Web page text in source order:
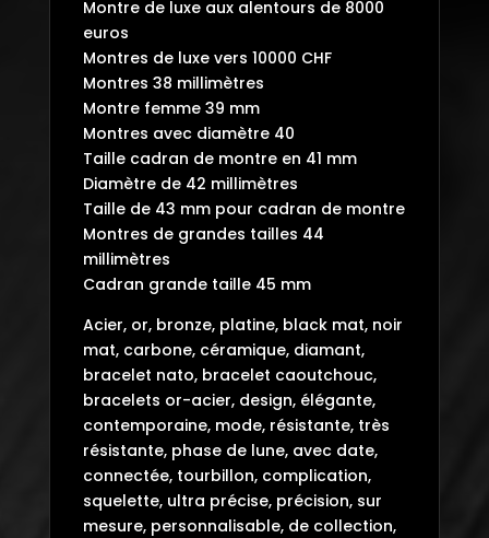
Montre de luxe aux alentours de 8000
euros
Montres de luxe vers 10000 CHF
Montres 38 millimètres
Montre femme 39 mm
Montres avec diamètre 40
Taille cadran de montre en 41 mm
Diamètre de 42 millimètres
Taille de 43 mm pour cadran de montre
Montres de grandes tailles 44
millimètres
Cadran grande taille 45 mm
Acier, or, bronze, platine, black mat, noir
mat, carbone, céramique, diamant,
bracelet nato, bracelet caoutchouc,
bracelets or-acier, design, élégante,
contemporaine, mode, résistante, très
résistante, phase de lune, avec date,
connectée, tourbillon, complication,
squelette, ultra précise, précision, sur
mesure, personnalisable, de collection,